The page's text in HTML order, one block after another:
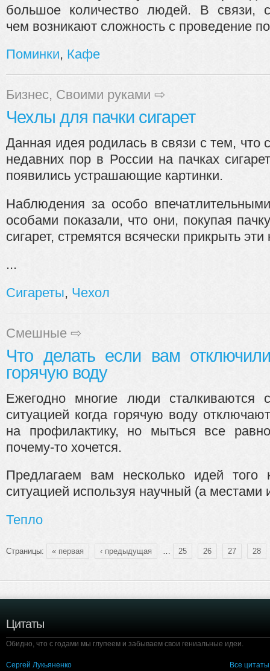
большое количество людей. В связи, с
чем возникают сложность с проведение
Поминки, Кафе
Бизнес, Своими руками ⇨
Чехлы для пачки сигарет
Данная идея родилась в связи с тем, что с
недавних пор в России на пачках сигарет
появились устрашающие картинки.
Наблюдения за особо впечатлительными
особами показали, что они, покупая пачку
сигарет, стремятся всячески прикрыть эти
...
Сигареты, Чехол
Смешные ⇨
Что делать если вам отключили
горячую воду
Ежегодно многие люди сталкиваются с
ситуацией когда горячую воду отключают
на профилактику, но мыться все равно
почему-то хочется.
Предлагаем вам несколько идей того
ситуацией используя научный (а местами
Тепло
Страницы: « первая ‹ предыдущая 25 26 27 28
Цитаты
Обидно, что с годами мы глупеем и забываем свои гениальные идеи.
Сергей Лукьяненко Все